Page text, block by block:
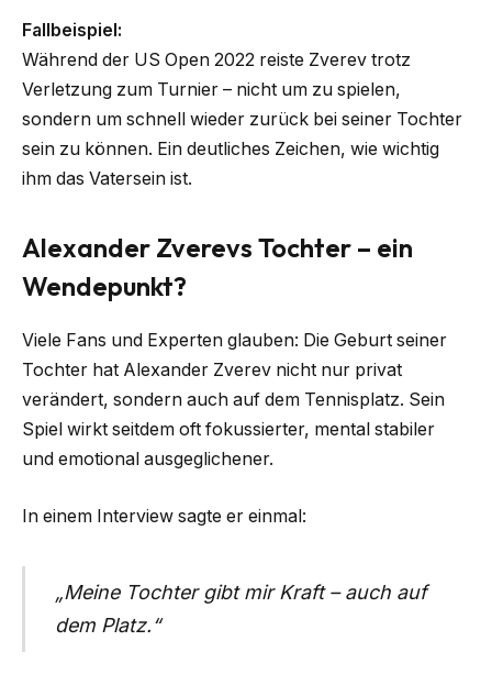
Fallbeispiel:
Während der US Open 2022 reiste Zverev trotz
Verletzung zum Turnier – nicht um zu spielen,
sondern um schnell wieder zurück bei seiner Tochter
sein zu können. Ein deutliches Zeichen, wie wichtig
ihm das Vatersein ist.
Alexander Zverevs Tochter – ein
Wendepunkt?
Viele Fans und Experten glauben: Die Geburt seiner
Tochter hat Alexander Zverev nicht nur privat
verändert, sondern auch auf dem Tennisplatz. Sein
Spiel wirkt seitdem oft fokussierter, mental stabiler
und emotional ausgeglichener.
In einem Interview sagte er einmal:
„Meine Tochter gibt mir Kraft – auch auf
dem Platz.“